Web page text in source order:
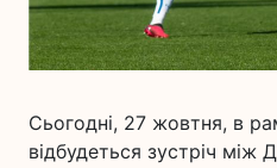
Сьогодні, 27 жовтня, в
відбудеться зустріч